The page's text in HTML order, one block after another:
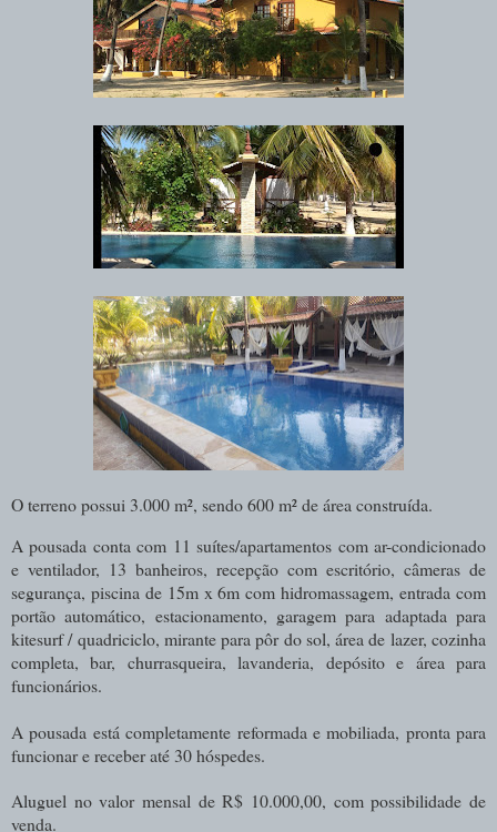
O terreno possui 3.000 m², sendo 600 m² de área construída.
A pousada conta com 11 suítes/apartamentos com ar-condicionado
e ventilador, 13 banheiros, recepção com escritório, câmeras de
segurança, piscina de 15m x 6m com hidromassagem, entrada com
portão automático, estacionamento, garagem para adaptada para
kitesurf / quadriciclo, mirante para pôr do sol, área de lazer, cozinha
completa, bar, churrasqueira, lavanderia, depósito e área para
funcionários.
A pousada está completamente reformada e mobiliada, pronta para
funcionar e receber até 30 hóspedes.
Aluguel no valor mensal de R$ 10.000,00, com possibilidade de
venda.